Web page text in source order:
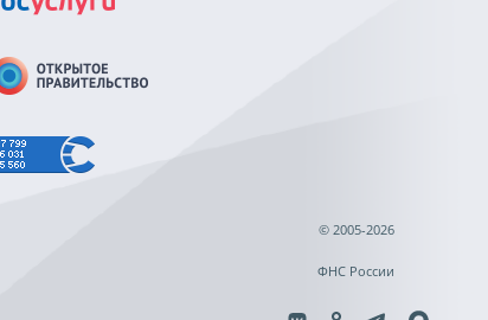
© 2005-2026
ФНС России